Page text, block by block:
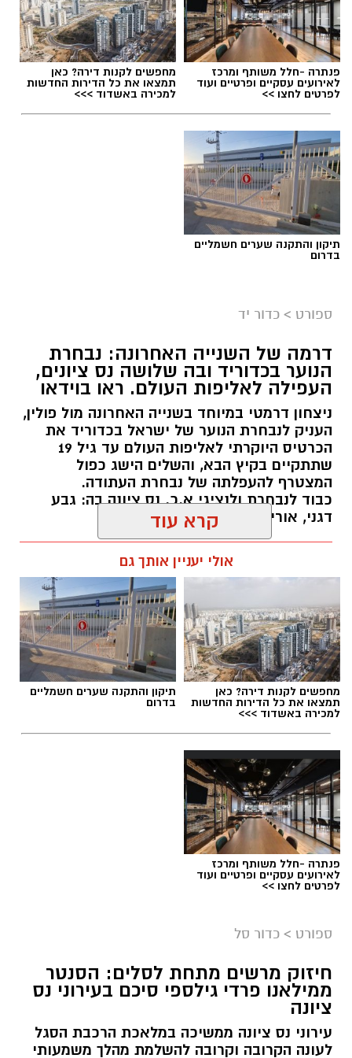
פנתרה -חלל משותף ומרכז
לאירועים עסקיים ופרטיים ועוד
לפרטים לחצו >>
מחפשים לקנות דירה? כאן
תמצאו את כל הדירות החדשות
למכירה באשדוד >>>
תיקון והתקנה שערים חשמליים
בדרום
ספורט > כדור יד
דרמה של השנייה האחרונה: נבחרת
הנוער בכדוריד ובה שלושה נס ציונים,
העפילה לאליפות העולם. ראו בוידאו
ניצחון דרמטי במיוחד בשנייה האחרונה מול פולין,
העניק לנבחרת הנוער של ישראל בכדוריד את
הכרטיס היוקרתי לאליפות העולם עד גיל 19
שתתקיים בקיץ הבא, והשלים הישג כפול
המצטרף להעפלתה של נבחרת העתודה.
כבוד לנבחרת ולנציגי א.כ. נס ציונה בה: גבע
דגני, אורי בוחניק ונעם לוי.
kolness1@gmail.com / 18:48 06.08.26
תגים:נבחרת הנוער בכדוריד, אליפות העולם בכדוריד
קרא עוד
אולי יעניין אותך גם
מחפשים לקנות דירה? כאן
תמצאו את כל הדירות החדשות
למכירה באשדוד >>>
תיקון והתקנה שערים חשמליים
בדרום
פנתרה -חלל משותף ומרכז
לאירועים עסקיים ופרטיים ועוד
לפרטים לחצו >>
ספורט > כדור סל
חיזוק מרשים מתחת לסלים: הסנטר
ממילאנו פרדי גילספי סיכם בעירוני נס
ציונה
עירוני נס ציונה ממשיכה במלאכת הרכבת הסגל
לעונה הקרובה וקרובה להשלמת מהלך משמעותי